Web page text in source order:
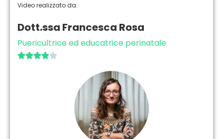
Video realizzato da:
Dott.ssa Francesca Rosa
Puericultrice ed educatrice perinatale
